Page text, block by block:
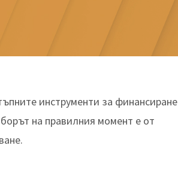
инструменти за финансиране
на правилния момент е от